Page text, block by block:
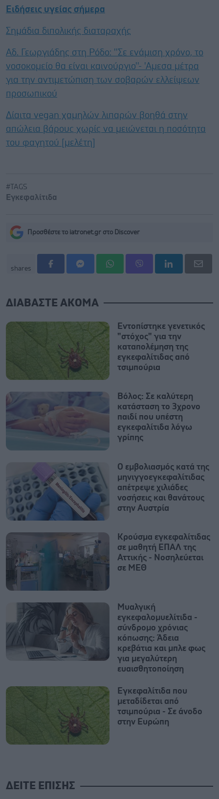
Ειδήσεις υγείας σήμερα
Σημάδια διπολικής διαταραχής
Αδ. Γεωργιάδης στη Ρόδο: ''Σε ενάμιση χρόνο, το
νοσοκομείο θα είναι καινούργιο''- 'Αμεσα μέτρα
για την αντιμετώπιση των σοβαρών ελλείψεων
προσωπικού
Δίαιτα vegan χαμηλών λιπαρών βοηθά στην
απώλεια βάρους χωρίς να μειώνεται η ποσότητα
του φαγητού [μελέτη]
#TAGS
Εγκεφαλίτιδα
Προσθέστε το iatronet.gr στο Discover
shares
ΔΙΑΒΑΣΤΕ ΑΚΟΜΑ
Εντοπίστηκε γενετικός
"στόχος" για την
καταπολέμηση της
εγκεφαλίτιδας από
τσιμπούρια
Βόλος: Σε καλύτερη
κατάσταση το 3χρονο
παιδί που υπέστη
εγκεφαλίτιδα λόγω
γρίπης
Ο εμβολιασμός κατά της
μηνιγγοεγκεφαλίτιδας
απέτρεψε χιλιάδες
νοσήσεις και θανάτους
στην Αυστρία
Κρούσμα εγκεφαλίτιδας
σε μαθητή ΕΠΑΛ της
Αττικής - Νοσηλεύεται
σε ΜΕΘ
Μυαλγική
εγκεφαλομυελίτιδα -
σύνδρομο χρόνιας
κόπωσης: Άδεια
κρεβάτια και μπλε φως
για μεγαλύτερη
ευαισθητοποίηση
Εγκεφαλίτιδα που
μεταδίδεται από
τσιμπούρια - Σε άνοδο
στην Ευρώπη
ΔΕΙΤΕ ΕΠΙΣΗΣ